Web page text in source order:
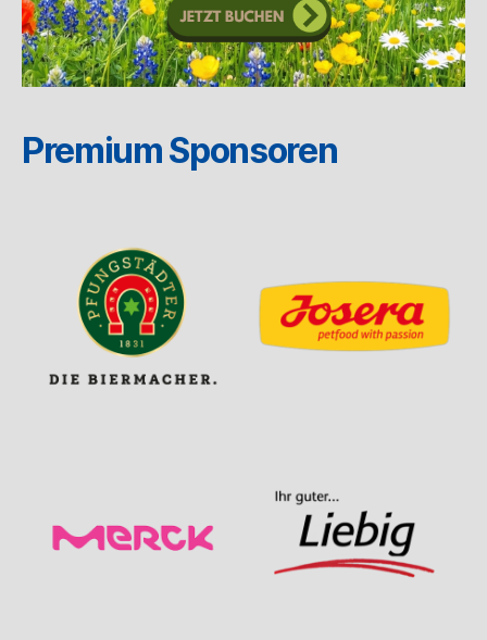
Premium Sponsoren